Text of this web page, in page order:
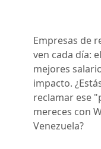
Empresas de
ven cada día:
mejores
impacto.
reclamar ese
mereces con
Venezuela?